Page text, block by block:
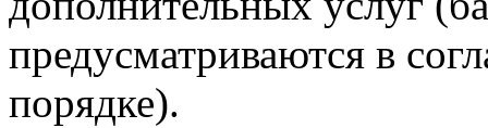
предусматриваются в
порядке).